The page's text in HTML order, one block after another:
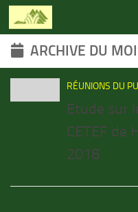
Skip to content
ARCHIVE DU
RÉUNIONS DU
Etude sur
CETEF de
2018